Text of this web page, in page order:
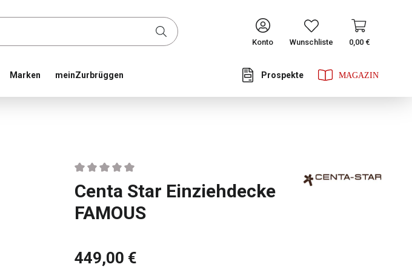
CONTINUE
Konto
Wunschliste 0,00 €
Prospekte
Marken meinZurbrüggen
Durchschnittliche Bewertung von 0 von 5 Sternen
Centa Star Einziehdecke
FAMOUS
449,00 €